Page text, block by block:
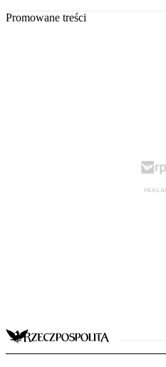
Promowane treści